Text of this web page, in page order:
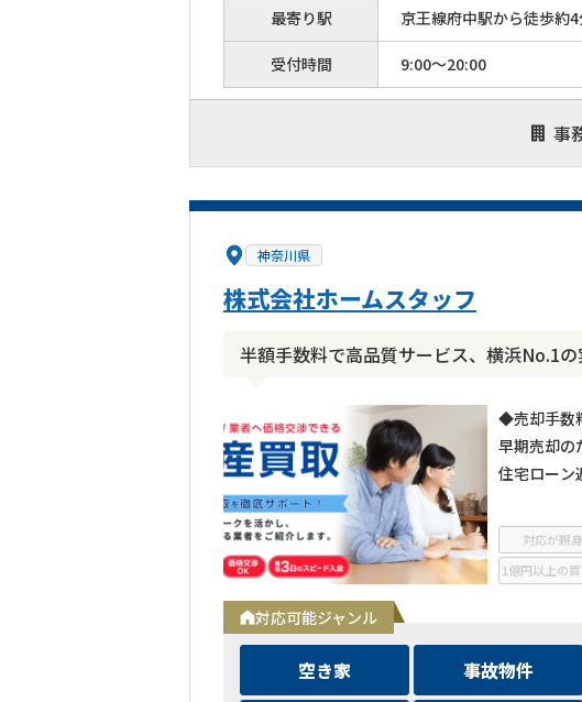
最寄り駅 京王線府中駅から徒歩約
受付時間 9:00～20:00
事
神奈川県
株式会社ホームスタッフ
半額手数料で高品質サービス、横浜No.1
◆売却手数
早期売却
住宅ローン
対応可能ジャンル
空き家 事故物件
対応が親身
1億円以上の